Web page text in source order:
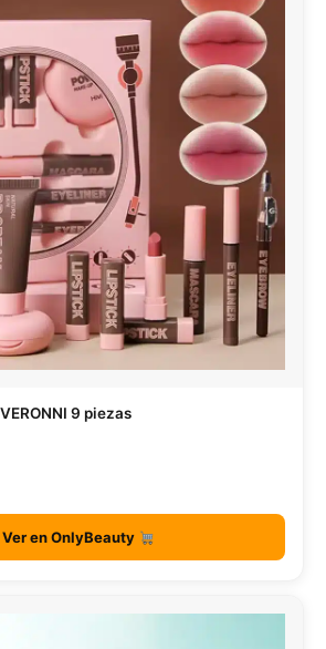
9 piezas
Ver en OnlyBeauty